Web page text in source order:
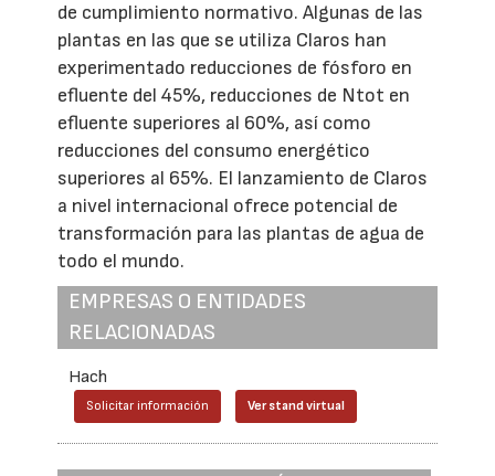
de cumplimiento normativo. Algunas de las
plantas en las que se utiliza Claros han
experimentado reducciones de fósforo en
efluente del 45%, reducciones de Ntot en
efluente superiores al 60%, así como
reducciones del consumo energético
superiores al 65%. El lanzamiento de Claros
a nivel internacional ofrece potencial de
transformación para las plantas de agua de
todo el mundo.
EMPRESAS O ENTIDADES
RELACIONADAS
Hach
Solicitar información Ver stand virtual